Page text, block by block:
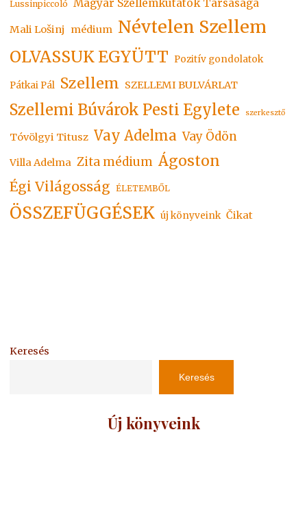
Lussinpiccoló Magyar Szellemkutatók Társasága
Mali Lošinj médium Névtelen Szellem
OLVASSUK EGYÜTT Pozitív gondolatok
Pátkai Pál Szellem SZELLEMI BULVÁRLAT
Szellemi Búvárok Pesti Egylete szerkesztő
Tóvölgyi Titusz Vay Adelma Vay Ödön
Villa Adelma Zita médium Ágoston
Égi Világosság ÉLETEMBŐL
ÖSSZEFÜGGÉSEK új könyveink Čikat
Keresés
Keresés
Új könyveink